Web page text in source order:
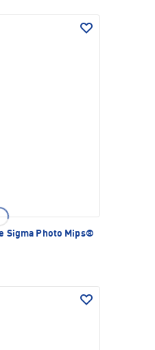
Sigma Photo Mips®